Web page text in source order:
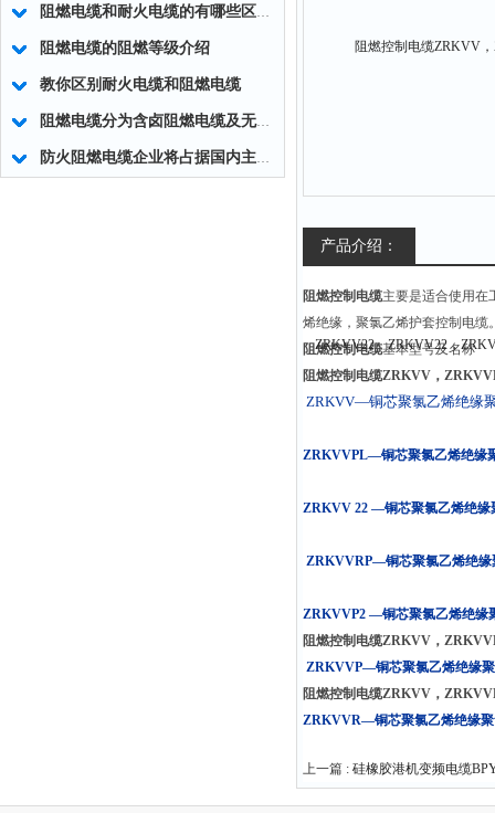
阻燃电缆和耐火电缆的有哪些区别？
阻燃电缆的阻燃等级介绍
教你区别耐火电缆和阻燃电缆
阻燃电缆分为含卤阻燃电缆及无卤低烟阻燃电缆两大类
防火阻燃电缆企业将占据国内主流市场
产品介绍：
阻燃控制电缆主要是适合使用在
烯绝缘，聚氯乙烯护套控制电缆
阻燃控制电缆基本型号及名称
阻燃控制电缆ZRKVV，
ZRKVV—铜芯聚氯乙烯绝缘
ZRKVVPL—铜芯聚氯乙烯绝缘
ZRKVV 22 —铜芯聚氯乙烯绝缘
ZRKVVRP—铜芯聚氯乙烯绝缘
ZRKVVP2 —铜芯聚氯乙烯绝缘
阻燃控制电缆ZRKVV，
ZRKVVP—铜芯聚氯乙烯绝缘
阻燃控制电缆ZRKVV，
ZRKVVR—铜芯聚氯乙烯绝缘
上一篇 : 硅橡胶港机变频电缆